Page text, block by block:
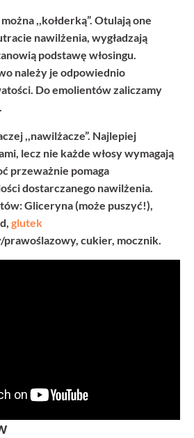
,,kołderką”. Otulają one
nawilżenia, wygładzają
podstawę włosingu.
należy je odpowiednio
Do emolientów zaliczamy
,,nawilżacze”. Najlepiej
lecz nie każde włosy wymagają
przeważnie pomaga
dostarczanego nawilżenia.
Gliceryna (może puszyć!),
glutek
cukier, mocznik.